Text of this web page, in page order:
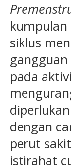
kumpulan
siklus
pada
dengan
perut
istirahat